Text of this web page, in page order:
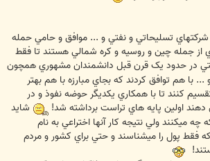
شرکتهاي تسليحاتي و نفتي و ... موافق و حامي حمله
از جمله چين و روسيه و کره شمالي هستند تا فقط
در حدود يک قرن قبل دانشمندان مشهوري همچون
با هم توافق کردند که بجاي مبارزه با هم بهتر
کنند تا با همکاري يکديگر حوضه نفوذ و در
اولين پايه هاي تراست برداشته شد!
شايد
چه ميکنند ولي نتيجه کار آنها اختراعي به نام
فقط پول را ميشناسند و حتي براي کشور و مردم